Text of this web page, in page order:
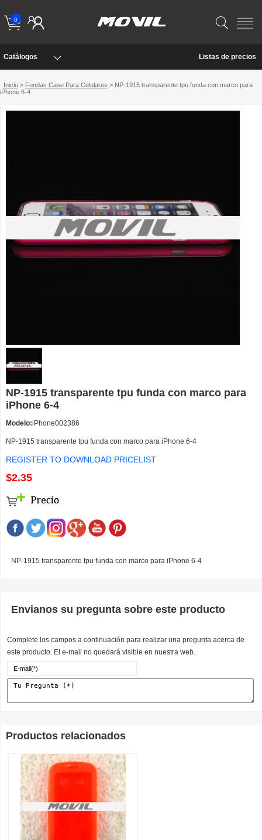
0
Catálogos Listas de precios
Inicio> Fundas Case Para Celulares > NP-1915 transparente tpu funda con marco para
iPhone 6-4
NP-1915 transparente tpu funda con marco para
iPhone 6-4
Modelo:iPhone002386
NP-1915 transparente tpu funda con marco para iPhone 6-4
REGISTER TO DOWNLOAD PRICELIST
$2.35
NP-1915 transparente tpu funda con marco para iPhone 6-4
Envianos su pregunta sobre este producto
Complete los campos a continuación para realizar una pregunta acerca de
este producto. El e-mail no quedará visible en nuestra web.
Productos relacionados